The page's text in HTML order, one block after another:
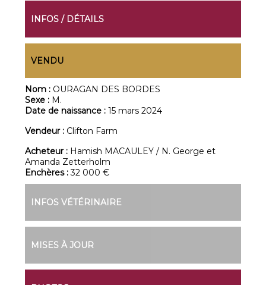
INFOS / DÉTAILS
VENDU
Nom : OURAGAN DES BORDES
Sexe : M.
Date de naissance :15 mars 2024
Vendeur : Clifton Farm
Acheteur : Hamish MACAULEY / N. George et
Amanda Zetterholm
Enchères :32 000 €
INFOS VÉTÉRINAIRE
MISES À JOUR